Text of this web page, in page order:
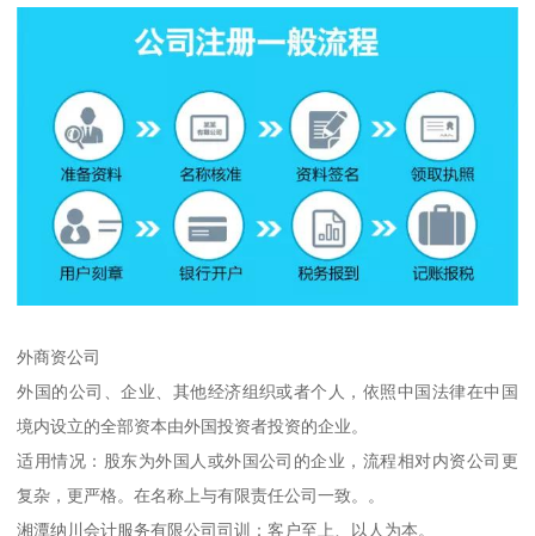
外商资公司
外国的公司、企业、其他经济组织或者个人，依照中国法律在中国
境内设立的全部资本由外国投资者投资的企业。
适用情况：股东为外国人或外国公司的企业，流程相对内资公司更
复杂，更严格。在名称上与有限责任公司一致。。
湘潭纳川会计服务有限公司司训：客户至上、以人为本。